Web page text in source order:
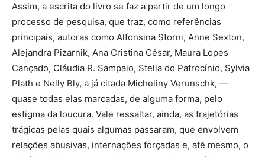
Assim, a escrita do livro se faz a partir de um longo
processo de pesquisa, que traz, como referências
principais, autoras como Alfonsina Storni, Anne Sexton,
Alejandra Pizarnik, Ana Cristina César, Maura Lopes
Cançado, Cláudia R. Sampaio, Stella do Patrocínio, Sylvia
Plath e Nelly Bly, a já citada Micheliny Verunschk, —
quase todas elas marcadas, de alguma forma, pelo
estigma da loucura. Vale ressaltar, ainda, as trajetórias
trágicas pelas quais algumas passaram, que envolvem
relações abusivas, internações forçadas e, até mesmo, o